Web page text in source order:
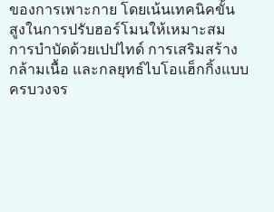
ของการเพาะกาย โดยเน้นเทคนิคขั้น
สูงในการปรับฮอร์โมนให้เหมาะสม
การบำบัดด้วยเปปไทด์ การเสริมสร้าง
กล้ามเนื้อ และกลยุทธ์ไบโอแฮ็กกิ้งแบบ
ครบวงจร